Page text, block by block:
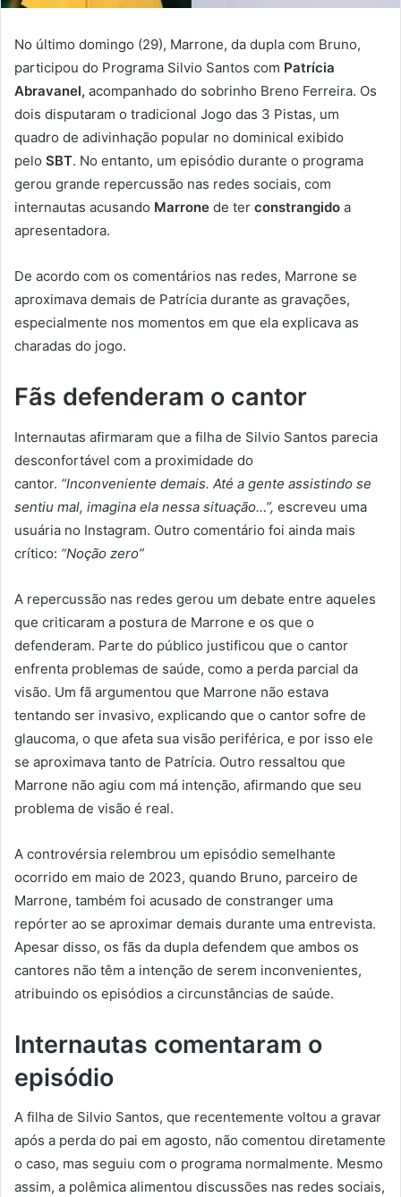
No último domingo (29), Marrone, da dupla com Bruno,
participou do Programa Silvio Santos com Patrícia
Abravanel, acompanhado do sobrinho Breno Ferreira. Os
dois disputaram o tradicional Jogo das 3 Pistas, um
quadro de adivinhação popular no dominical exibido
pelo SBT. No entanto, um episódio durante o programa
gerou grande repercussão nas redes sociais, com
internautas acusando Marrone de ter constrangido a
apresentadora.
De acordo com os comentários nas redes, Marrone se
aproximava demais de Patrícia durante as gravações,
especialmente nos momentos em que ela explicava as
charadas do jogo.
Fãs defenderam o cantor
Internautas afirmaram que a filha de Silvio Santos parecia
desconfortável com a proximidade do
cantor. “Inconveniente demais. Até a gente assistindo se
sentiu mal, imagina ela nessa situação…”, escreveu uma
usuária no Instagram. Outro comentário foi ainda mais
crítico: “Noção zero”
A repercussão nas redes gerou um debate entre aqueles
que criticaram a postura de Marrone e os que o
defenderam. Parte do público justificou que o cantor
enfrenta problemas de saúde, como a perda parcial da
visão. Um fã argumentou que Marrone não estava
tentando ser invasivo, explicando que o cantor sofre de
glaucoma, o que afeta sua visão periférica, e por isso ele
se aproximava tanto de Patrícia. Outro ressaltou que
Marrone não agiu com má intenção, afirmando que seu
problema de visão é real.
A controvérsia relembrou um episódio semelhante
ocorrido em maio de 2023, quando Bruno, parceiro de
Marrone, também foi acusado de constranger uma
repórter ao se aproximar demais durante uma entrevista.
Apesar disso, os fãs da dupla defendem que ambos os
cantores não têm a intenção de serem inconvenientes,
atribuindo os episódios a circunstâncias de saúde.
Internautas comentaram o
episódio
A filha de Silvio Santos, que recentemente voltou a gravar
após a perda do pai em agosto, não comentou diretamente
o caso, mas seguiu com o programa normalmente. Mesmo
assim, a polêmica alimentou discussões nas redes sociais,